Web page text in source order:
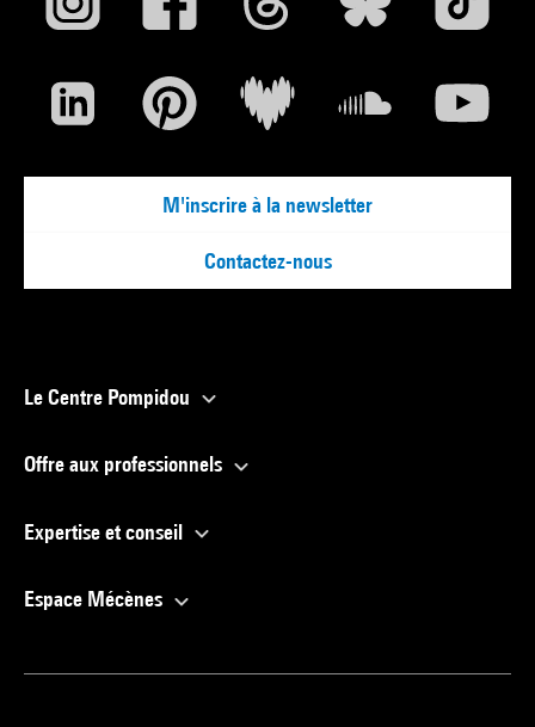
M'inscrire à la newsletter
Contactez-nous
Le Centre Pompidou
Offre aux professionnels
Expertise et conseil
Espace Mécènes